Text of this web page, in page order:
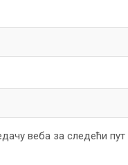
веба за следећи